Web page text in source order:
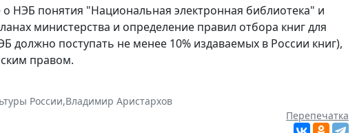
НЭБ понятия "Национальная электронная библиотека" и
министерства и определение правил отбора книг для
должно поступать не менее 10% издаваемых в России книг),
правом.
России,Владимир Аристархов
Перепечатка